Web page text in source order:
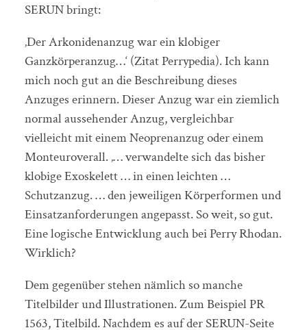
SERUN bringt:
‚Der Arkonidenanzug war ein klobiger
Ganzkörperanzug…‘ (Zitat Perrypedia). Ich kann
mich noch gut an die Beschreibung dieses
Anzuges erinnern. Dieser Anzug war ein ziemlich
normal aussehender Anzug, vergleichbar
vielleicht mit einem Neoprenanzug oder einem
Monteuroverall. ‚… verwandelte sich das bisher
klobige Exoskelett … in einen leichten …
Schutzanzug. … den jeweiligen Körperformen und
Einsatzanforderungen angepasst. So weit, so gut.
Eine logische Entwicklung auch bei Perry Rhodan.
Wirklich?
Dem gegenüber stehen nämlich so manche
Titelbilder und Illustrationen. Zum Beispiel PR
1563, Titelbild. Nachdem es auf der SERUN-Seite